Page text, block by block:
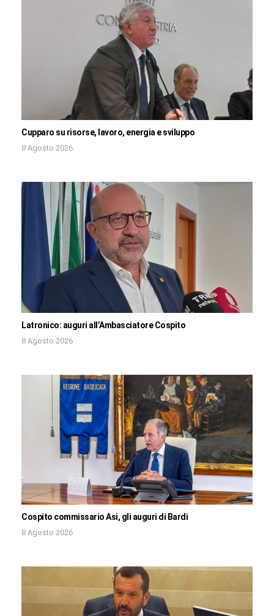
Cupparo su risorse, lavoro, energia e sviluppo
8 Agosto 2026
Latronico: auguri all’Ambasciatore Cospito
8 Agosto 2026
Cospito commissario Asi, gli auguri di Bardi
8 Agosto 2026